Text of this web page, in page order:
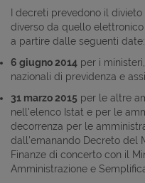
I decreti prevedono il
diverso da quello
a partire dalle seguenti date:
6 giugno 2014 per i
nazionali di previdenza e
31 marzo 2015 per le altre
nell'elenco Istat e per le
decorrenza per le
dall'emanando Decreto del
Finanze di concerto con il
Amministrazione e